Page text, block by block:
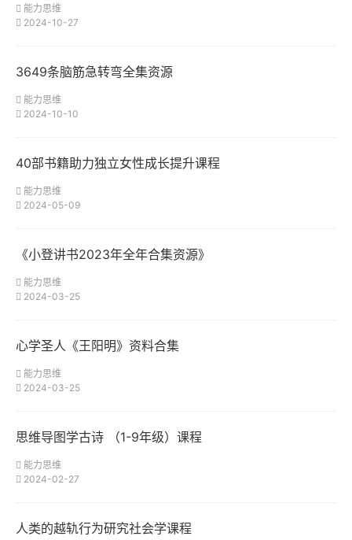
能力思维
2024-10-27
3649条脑筋急转弯全集资源
能力思维
2024-10-10
40部书籍助力独立女性成长提升课程
能力思维
2024-05-09
《小登讲书2023年全年合集资源》
能力思维
2024-03-25
心学圣人《王阳明》资料合集
能力思维
2024-03-25
思维导图学古诗 （1-9年级）课程
能力思维
2024-02-27
人类的越轨行为研究社会学课程